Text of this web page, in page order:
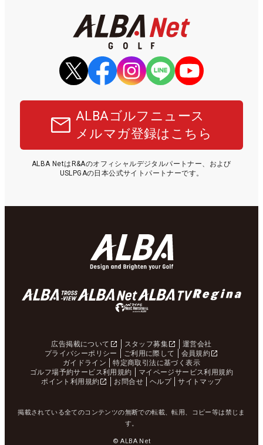
ALBAゴルフニュース
メルマガ登録はこちら
ALBA NetはR&Aのオフィシャルデジタルパートナー、および
USLPGAの日本公式サイトパートナーです。
広告掲載について スタッフ募集
運営会社
プライバシーポリシー
ご利用に際して
会員規約
ガイドライン
特定商取引法に基づく表示
ゴルフ場予約サービス利用規約
マイページサービス利用規約
ポイント利用規約
お問合せ ヘルプ サイトマップ
掲載されている全てのコンテンツの無断での転載、転用、コピー等は禁じま
す。
© ALBA Net